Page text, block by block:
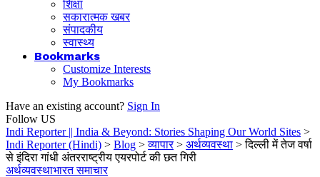
शिक्षा
सकारात्मक खबर
संपादकीय
स्वास्थ्य
Bookmarks
Customize Interests
My Bookmarks
Have an existing account? Sign In
Follow US
Indi Reporter || India & Beyond: Stories Shaping Our World Sites >
Indi Reporter (Hindi) > Blog >व्यापार> अर्थव्यवस्था >दिल्ली में तेज वर्षा
से इंदिरा गांधी अंतरराष्ट्रीय एयरपोर्ट की छत गिरी
अर्थव्यवस्थाभारत समाचार